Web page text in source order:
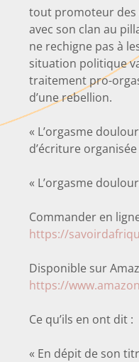
tout promoteur des
avec son clan au
ne rechigne pas à
situation politique
traitement pro-
d’une rebellion.
« L’orgasme
d’écriture
« L’orgasme
Commander en
https://
Disponible sur
https://
Ce qu’ils en ont dit :
« En dépit de son